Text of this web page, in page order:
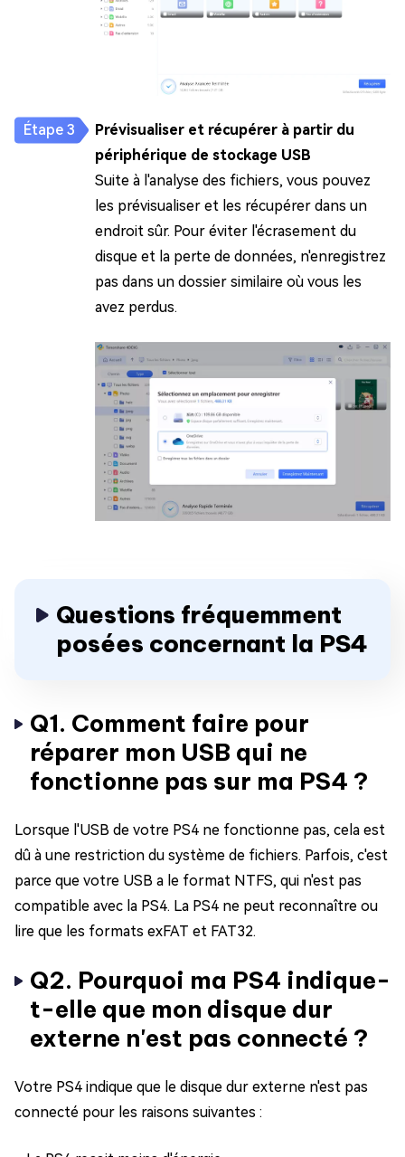
Prévisualiser et récupérer à partir du
périphérique de stockage USB
Suite à l'analyse des fichiers, vous pouvez
les prévisualiser et les récupérer dans un
endroit sûr. Pour éviter l'écrasement du
disque et la perte de données, n'enregistrez
pas dans un dossier similaire où vous les
avez perdus.
Questions fréquemment
posées concernant la PS4
Q1. Comment faire pour
réparer mon USB qui ne
fonctionne pas sur ma PS4 ?
Lorsque l'USB de votre PS4 ne fonctionne pas, cela est
dû à une restriction du système de fichiers. Parfois, c'est
parce que votre USB a le format NTFS, qui n'est pas
compatible avec la PS4. La PS4 ne peut reconnaître ou
lire que les formats exFAT et FAT32.
Q2. Pourquoi ma PS4 indique-
t-elle que mon disque dur
externe n'est pas connecté ?
Votre PS4 indique que le disque dur externe n'est pas
connecté pour les raisons suivantes :